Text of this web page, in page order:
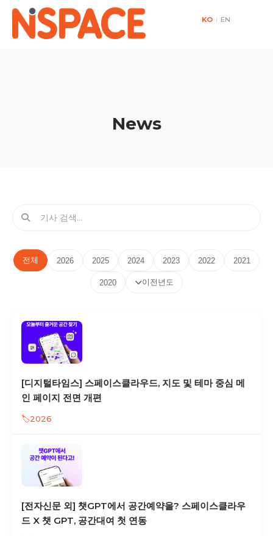
KO | EN
News
전체 2026 2025 2024 2023 2022 2021
2020 이전년도
[디지털타임스] 스페이스클라우드, 지도 및 테마 중심 메
인 페이지 전면 개편
2026
[전자신문 외] 챗GPT에서 공간예약을? 스페이스클라우
드 X 챗 GPT, 공간대여 첫 연동